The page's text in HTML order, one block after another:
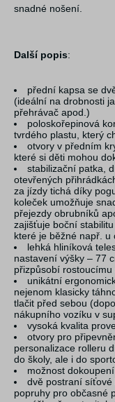
snadné nošení.
Další popis:
přední kapsa se
(ideální na drobnosti
přehrávač apod.)
poloskořepinová
tvrdého plastu, který
otvory v předním
které si děti mohou
stabilizační patka,
otevřených
za jízdy tichá díky
koleček umožňuje
přejezdy obrubníků
zajišťuje boční
které je běžné např. u
lehká hliníková
nastavení výšky – 77
přizpůsobí rostoucímu
unikátní
nejenom klasicky
tlačit před sebou
nákupního vozíku v
vysoká kvalita
otvory pro
personalizace rolleru
do školy, ale i do
možnost
dvě postraní síťové
popruhy pro občasné